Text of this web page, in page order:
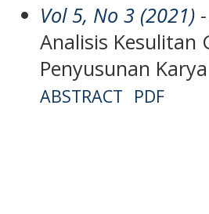
Vol 5, No 3 (2021)
Analisis Kesulitan
Penyusunan
ABSTRACT PDF